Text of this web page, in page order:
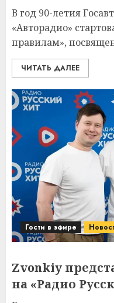
В год 90-летия
«Авторадио»
правилам»,
ЧИТАТЬ ДАЛЕЕ
Гости в эфире
Zvonkiy
на «Радио